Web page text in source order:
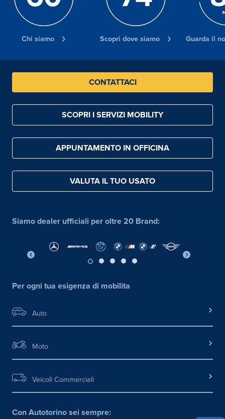
Chi siamo Scopri dove siamo Guarda il
CONTATTACI
SCOPRI I SERVIZI MOBILITY
APPUNTAMENTO IN OFFICINA
VALUTA IL TUO USATO
Siamo dealer ufficiali per oltre 20 Brand:
Per ogni tua esigenza di mobilita
Auto
Moto
Veicoli Commerciali
Con Autotorino sei sempre: